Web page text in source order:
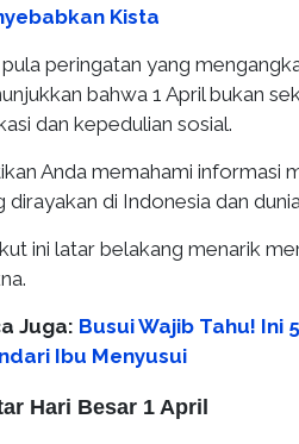
Kista
peringatan yang
bahwa 1 April bukan
dan kepedulian sosial.
Anda memahami informasi
dirayakan di Indonesia dan
ini latar belakang menarik
Juga: Busui Wajib Tahu! Ini
Ibu Menyusui
Hari Besar 1 April